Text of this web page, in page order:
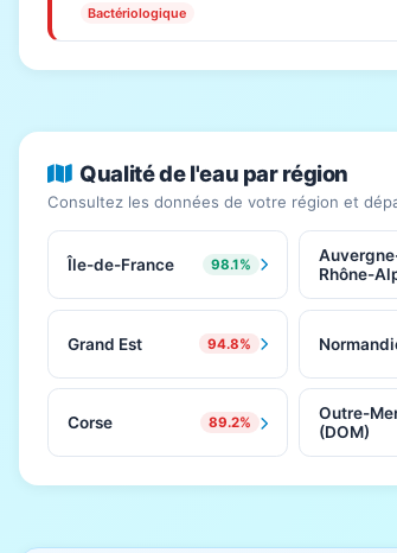
Bactériologique
Qualité de l'eau par région
Consultez les données de votre région et
Île-de-France 98.1%
Rhône-
Grand Est 94.8%
Corse 89.2%
Outre-
(DOM)